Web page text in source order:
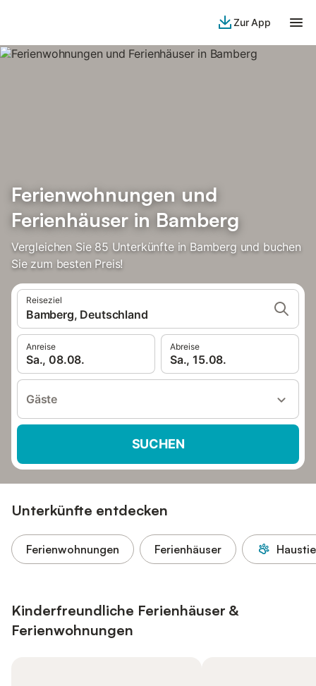
Zur App
Ferienwohnungen und
Ferienhäuser in Bamberg
Vergleichen Sie 85 Unterkünfte in Bamberg und buchen
Sie zum besten Preis!
Reiseziel
Bamberg, Deutschland
Anreise
Sa., 08.08.
Abreise
Sa., 15.08.
Gäste
SUCHEN
Unterkünfte entdecken
Ferienwohnungen Ferienhäuser
Kinderfreundliche Ferienhäuser &
Ferienwohnungen